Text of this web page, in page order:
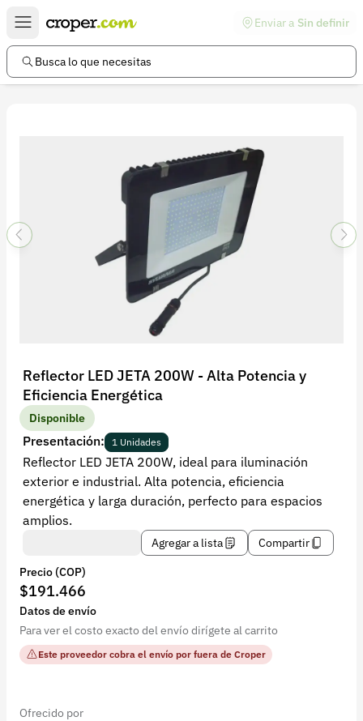
Enviar a Sin definir
Busca lo que necesitas
Reflector LED JETA 200W - Alta Potencia y
Eficiencia Energética
Disponible
Presentación: 1 Unidades
Reflector LED JETA 200W, ideal para iluminación
exterior e industrial. Alta potencia, eficiencia
energética y larga duración, perfecto para espacios
amplios.
Agregar a lista
Compartir
Precio (COP)
$191.466
Datos de envío
Para ver el costo exacto del envío dirígete al carrito
Este proveedor cobra el envío por fuera de Croper
Ofrecido por
Enlaces de interés
Preguntas frecuentes
Términos y condiciones
Política de privacidad
Recuperar contraseña
Contacto
Soporte
+57 323 2931928
contacto@croper.com
© 2026 Croper.com Todos los derechos reservados
Síguenos